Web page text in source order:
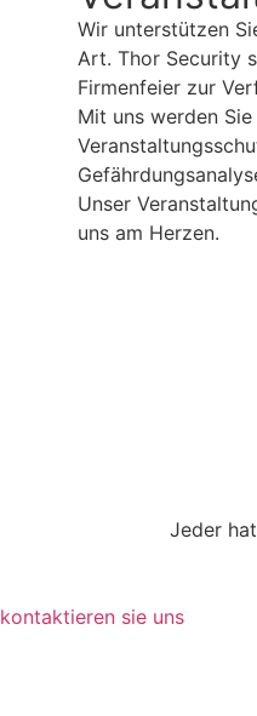
Wir unterstützen
Art. Thor Security
Firmenfeier zur
Mit uns werden
Unser
uns am Herzen.
Jeder
kontaktieren sie uns